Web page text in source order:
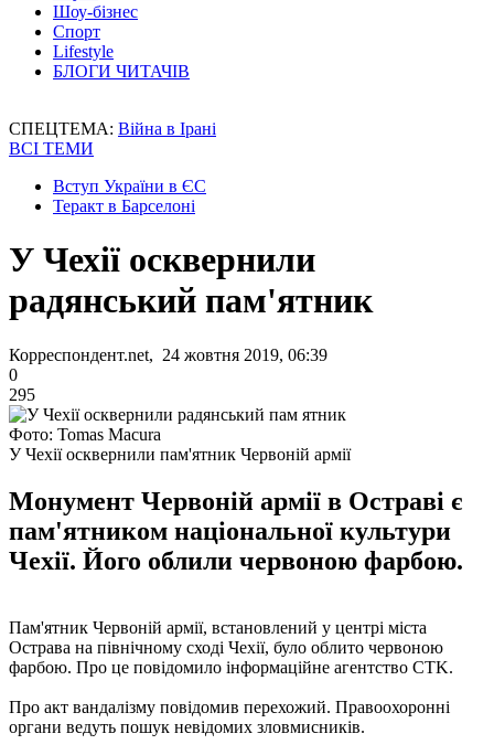
Шоу-бізнес
Спорт
Lifestyle
БЛОГИ ЧИТАЧІВ
СПЕЦТЕМА: Війна в Ірані
ВСІ ТЕМИ
Вступ України в ЄС
Теракт в Барселоні
У Чехії осквернили
радянський пам'ятник
Корреспондент.net, 24 жовтня 2019, 06:39
0
295
Фото: Tomas Macurа
У Чехії осквернили пам'ятник Червоній армії
Монумент Червоній армії в Остраві є
пам'ятником національної культури
Чехії. Його облили червоною фарбою.
Пам'ятник Червоній армії, встановлений у центрі міста
Острава на північному сході Чехії, було облито червоною
фарбою. Про це повідомило інформаційне агентство CTK.
Про акт вандалізму повідомив перехожий. Правоохоронні
органи ведуть пошук невідомих зловмисників.